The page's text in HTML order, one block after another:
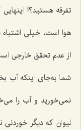
تفرقه هستید؟!
هوا است، خیلی
از عدم تحقق خارجی
شما به‌جای اینکه آب
نمی‌خورید و آب را
لیوان که دیگر خوردنی